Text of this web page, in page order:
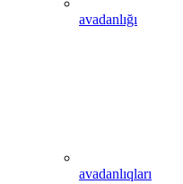
avadanlığı
avadanlıqları